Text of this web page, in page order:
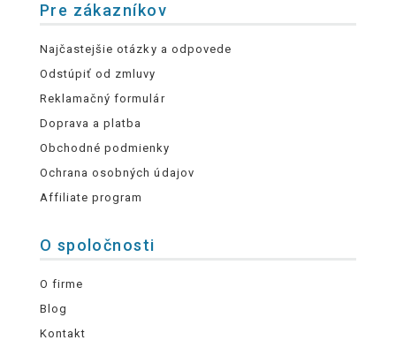
Pre zákazníkov
Najčastejšie otázky a odpovede
Odstúpiť od zmluvy
Reklamačný formulár
Doprava a platba
Obchodné podmienky
Ochrana osobných údajov
Affiliate program
O spoločnosti
O firme
Blog
Kontakt